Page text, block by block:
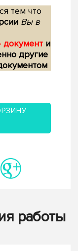
тем что
Вы в
документ и
другие
работы